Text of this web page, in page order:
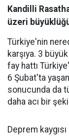
Kandilli
üzeri
Türkiye'nin
karşıya. 3
fay hattı
6 Şubat'ta
sonucunda da
daha acı bir
Deprem